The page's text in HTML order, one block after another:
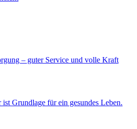
– guter Service und volle Kraft
ist Grundlage für ein gesundes Leben.